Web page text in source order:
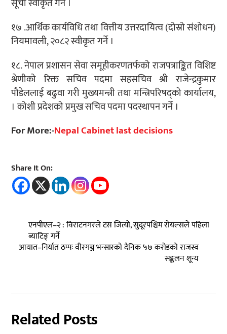
सूची स्वीकृत गर्ने ।
१७ .आर्थिक कार्यविधि तथा वित्तीय उत्तरदायित्व (दोस्रो संशोधन)
नियमावली, २०८२ स्वीकृत गर्ने ।
१८. नेपाल प्रशासन सेवा समूहीकरणतर्फको राजपत्राङ्कित विशिष्ट
श्रेणीको रिक्त सचिव पदमा सहसचिव श्री राजेन्द्रकुमार
पौडेललाई बढुवा गरी मुख्यमन्त्री तथा मन्त्रिपरिषद्को कार्यालय,
। कोशी प्रदेशको प्रमुख सचिव पदमा पदस्थापन गर्ने ।
For More:-Nepal Cabinet last decisions
Share It On:
एनपीएल–२ : विराटनगरले टस जित्यो, सुदूरपश्चिम रोयल्सले पहिला
ब्याटिङ् गर्ने
आयात–निर्यात ठप्पः वीरगञ्ज भन्सारको दैनिक ५७ करोडको राजस्व
सङ्कलन शून्य
Related Posts